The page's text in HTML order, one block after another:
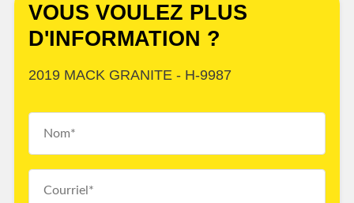
VOUS VOULEZ PLUS
D'INFORMATION ?
2019 MACK GRANITE - H-9987